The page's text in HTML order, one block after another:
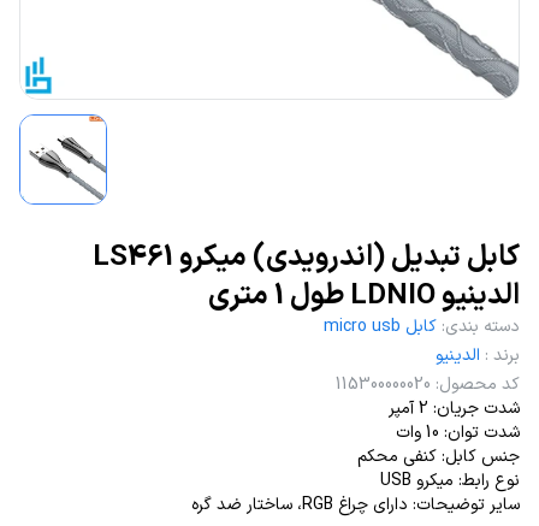
کابل تبدیل (اندرویدی) میکرو LS461
الدینیو LDNIO طول 1 متری
دسته بندی: کابل micro usb
برند : الدینیو
کد محصول:
115300000020
شدت جریان: 2 آمپر
شدت توان: 10 وات
جنس کابل: کنفی محکم
نوع رابط: میکرو USB
سایر توضیحات: دارای چراغ RGB، ساختار ضد گره